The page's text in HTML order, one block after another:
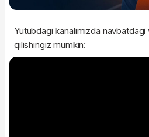
Yutubdagi kanalimizda
qilishingiz mumkin: